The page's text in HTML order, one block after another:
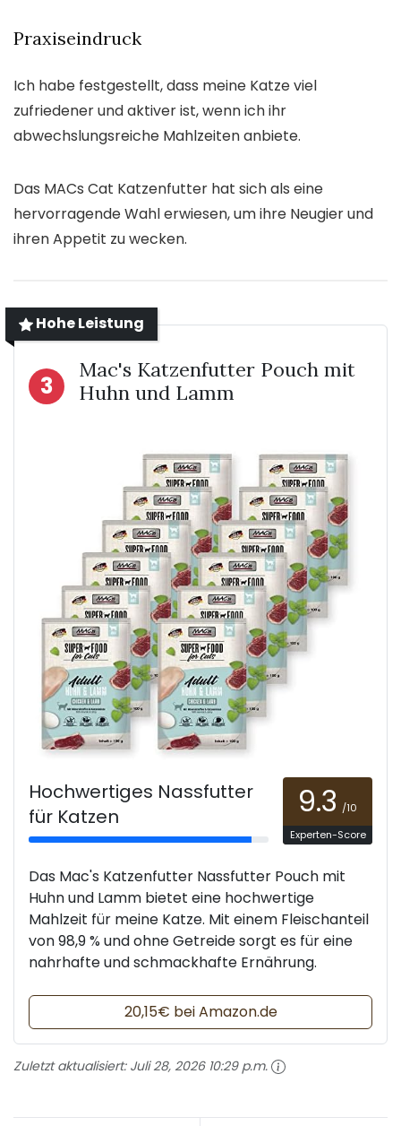
Praxiseindruck
Ich habe festgestellt, dass meine Katze viel
zufriedener und aktiver ist, wenn ich ihr
abwechslungsreiche Mahlzeiten anbiete.
Das MACs Cat Katzenfutter hat sich als eine
hervorragende Wahl erwiesen, um ihre Neugier und
ihren Appetit zu wecken.
Hohe Leistung
3
Mac's Katzenfutter Pouch mit
Huhn und Lamm
Hochwertiges Nassfutter
für Katzen
9.3 /10
Experten-Score
Das Mac's Katzenfutter Nassfutter Pouch mit
Huhn und Lamm bietet eine hochwertige
Mahlzeit für meine Katze. Mit einem Fleischanteil
von 98,9 % und ohne Getreide sorgt es für eine
nahrhafte und schmackhafte Ernährung.
20,15€ bei Amazon.de
Zuletzt aktualisiert: Juli 28, 2026 10:29 p.m.